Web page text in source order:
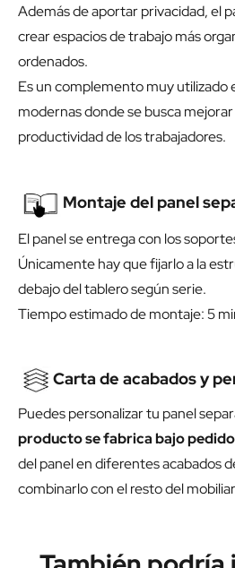
Además de aportar privacidad, el
crear espacios de trabajo más
ordenados.
Es un complemento muy utilizado
modernas donde se busca
productividad de los trabajadores.
Montaje del panel
El panel se entrega con los
Únicamente hay que fijarlo a la
debajo del tablero según serie.
Tiempo estimado de montaje: 5
Carta de acabados y
Puedes personalizar tu panel
producto se fabrica bajo pedido
del panel en diferentes acabados
combinarlo con el resto del